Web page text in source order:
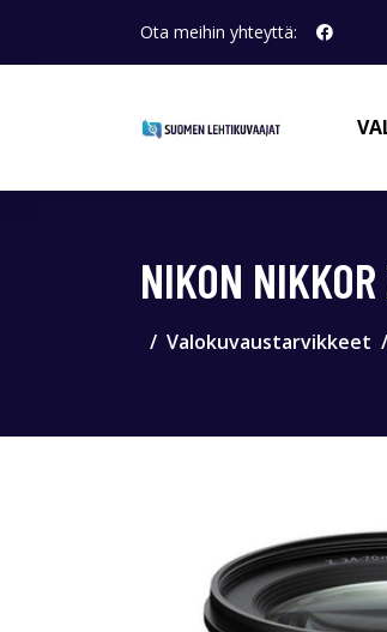
Ota meihin yhteyttä:
NIKON
Valokuvaustarvikkeet